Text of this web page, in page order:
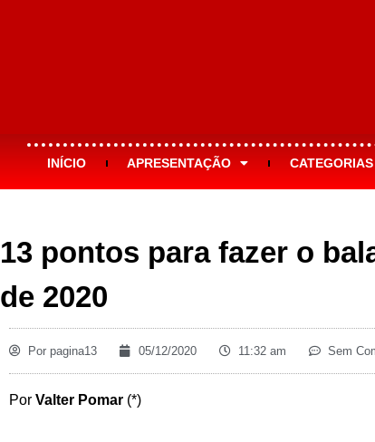
INÍCIO APRESENTAÇÃO CATEGORIAS
13 pontos para fazer o
de 2020
Por pagina13 05/12/2020 11:32 am Sem
Por Valter Pomar (*)